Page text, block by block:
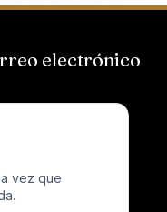
electrónico
vez que